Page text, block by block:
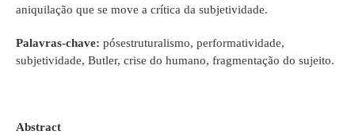
aniquilação que se move a crítica da subjetividade.
Palavras-chave: pósestruturalismo, performatividade,
subjetividade, Butler, crise do humano, fragmentação do sujeito.
Abstract